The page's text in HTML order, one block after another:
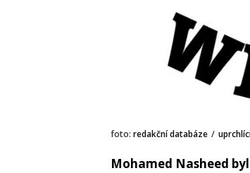
foto: redakční databáze /
Mohamed Nasheed